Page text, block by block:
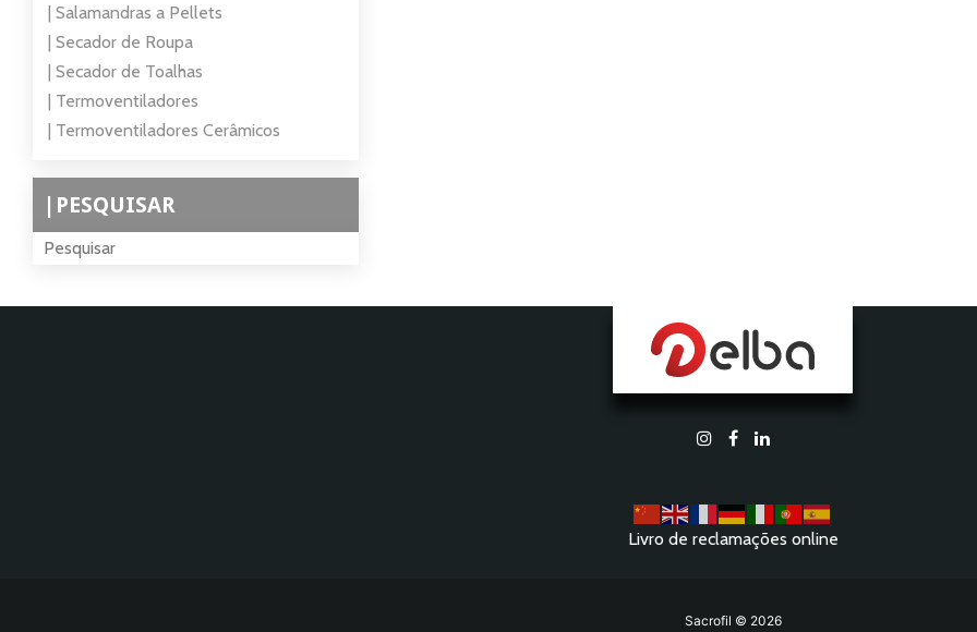
| Salamandras a Pellets
| Secador de Roupa
| Secador de Toalhas
| Termoventiladores
| Termoventiladores Cerâmicos
|PESQUISAR
Livro de reclamações online
Sacrofil © 2026